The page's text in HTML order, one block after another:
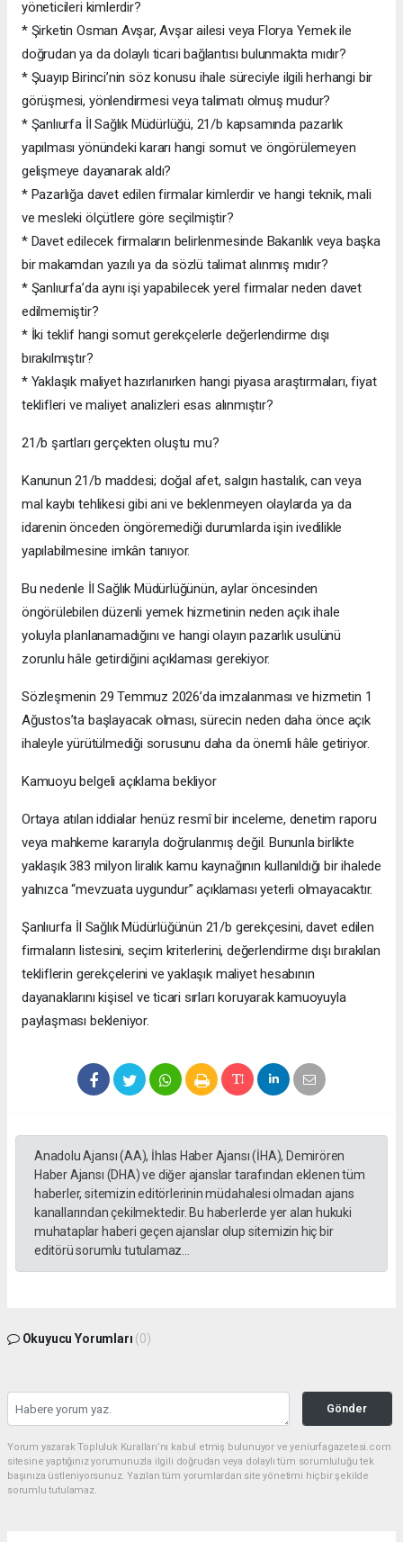
yöneticileri kimlerdir?
* Şirketin Osman Avşar, Avşar ailesi veya Florya Yemek ile
doğrudan ya da dolaylı ticari bağlantısı bulunmakta mıdır?
* Şuayıp Birinci’nin söz konusu ihale süreciyle ilgili herhangi bir
görüşmesi, yönlendirmesi veya talimatı olmuş mudur?
* Şanlıurfa İl Sağlık Müdürlüğü, 21/b kapsamında pazarlık
yapılması yönündeki kararı hangi somut ve öngörülemeyen
gelişmeye dayanarak aldı?
* Pazarlığa davet edilen firmalar kimlerdir ve hangi teknik, mali
ve mesleki ölçütlere göre seçilmiştir?
* Davet edilecek firmaların belirlenmesinde Bakanlık veya başka
bir makamdan yazılı ya da sözlü talimat alınmış mıdır?
* Şanlıurfa’da aynı işi yapabilecek yerel firmalar neden davet
edilmemiştir?
* İki teklif hangi somut gerekçelerle değerlendirme dışı
bırakılmıştır?
* Yaklaşık maliyet hazırlanırken hangi piyasa araştırmaları, fiyat
teklifleri ve maliyet analizleri esas alınmıştır?
21/b şartları gerçekten oluştu mu?
Kanunun 21/b maddesi; doğal afet, salgın hastalık, can veya
mal kaybı tehlikesi gibi ani ve beklenmeyen olaylarda ya da
idarenin önceden öngöremediği durumlarda işin ivedilikle
yapılabilmesine imkân tanıyor.
Bu nedenle İl Sağlık Müdürlüğünün, aylar öncesinden
öngörülebilen düzenli yemek hizmetinin neden açık ihale
yoluyla planlanamadığını ve hangi olayın pazarlık usulünü
zorunlu hâle getirdiğini açıklaması gerekiyor.
Sözleşmenin 29 Temmuz 2026’da imzalanması ve hizmetin 1
Ağustos’ta başlayacak olması, sürecin neden daha önce açık
ihaleyle yürütülmediği sorusunu daha da önemli hâle getiriyor.
Kamuoyu belgeli açıklama bekliyor
Ortaya atılan iddialar henüz resmî bir inceleme, denetim raporu
veya mahkeme kararıyla doğrulanmış değil. Bununla birlikte
yaklaşık 383 milyon liralık kamu kaynağının kullanıldığı bir ihalede
yalnızca “mevzuata uygundur” açıklaması yeterli olmayacaktır.
Şanlıurfa İl Sağlık Müdürlüğünün 21/b gerekçesini, davet edilen
firmaların listesini, seçim kriterlerini, değerlendirme dışı bırakılan
tekliflerin gerekçelerini ve yaklaşık maliyet hesabının
dayanaklarını kişisel ve ticari sırları koruyarak kamuoyuyla
paylaşması bekleniyor.
Anadolu Ajansı (AA), İhlas Haber Ajansı (İHA), Demirören
Haber Ajansı (DHA) ve diğer ajanslar tarafından eklenen tüm
haberler, sitemizin editörlerinin müdahalesi olmadan ajans
kanallarından çekilmektedir. Bu haberlerde yer alan hukuki
muhataplar haberi geçen ajanslar olup sitemizin hiç bir
editörü sorumlu tutulamaz...
Okuyucu Yorumları (0)
Gönder
Yorum yazarak Topluluk Kuralları’nı kabul etmiş bulunuyor ve yeniurfagazetesi.com
sitesine yaptığınız yorumunuzla ilgili doğrudan veya dolaylı tüm sorumluluğu tek
başınıza üstleniyorsunuz. Yazılan tüm yorumlardan site yönetimi hiçbir şekilde
sorumlu tutulamaz.